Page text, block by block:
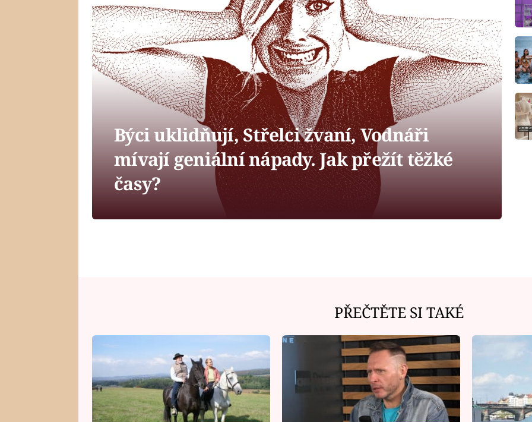
Býci uklidňují, Střelci žvaní, Vodnáři
mívají geniální nápady. Jak přežít těžké
časy?
PŘEČTĚTE SI TAKÉ